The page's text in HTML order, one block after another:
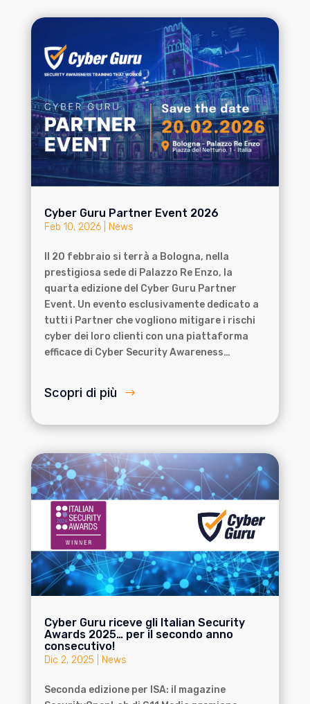
Cyber Guru Partner Event 2026
Feb 10, 2026| News
Il 20 febbraio si terrà a Bologna, nella
prestigiosa sede di Palazzo Re Enzo, la
quarta edizione del Cyber Guru Partner
Event. Un evento esclusivamente dedicato a
tutti i Partner che vogliono mitigare i rischi
cyber dei loro clienti con una piattaforma
efficace di Cyber Security Awareness…
Scopri di più
Cyber Guru riceve gli Italian Security
Awards 2025… per il secondo anno
consecutivo!
Dic 2, 2025 News
Seconda edizione per ISA: il magazine